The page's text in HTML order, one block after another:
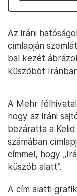
Az iráni
címlapján
bal kezét
küszöböt
A Mehr
hogy az iráni
bezáratta a
számában
címmel, hogy
küszöb alatt”.
A cím alatti